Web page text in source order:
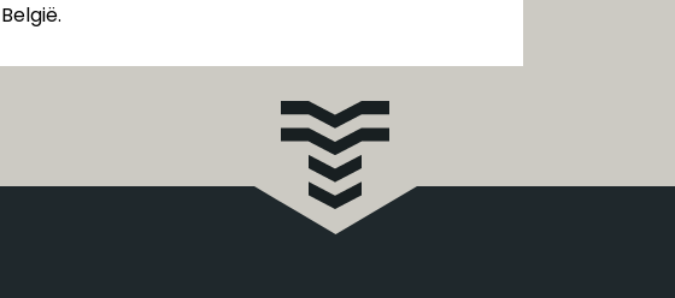
België.